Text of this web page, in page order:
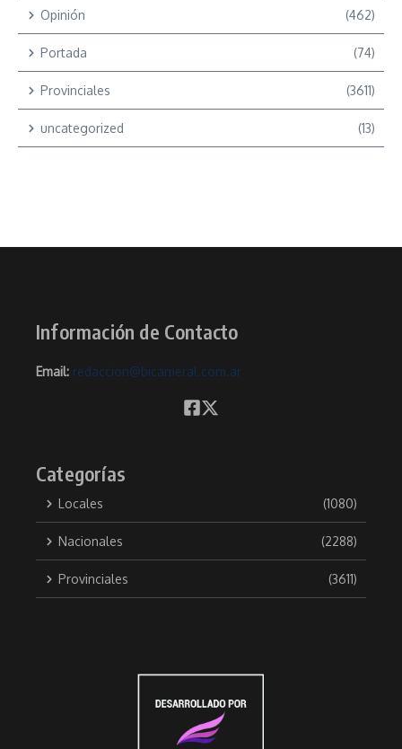
Opinión (462)
Portada (74)
Provinciales (3611)
uncategorized (13)
Información de Contacto
Email: redaccion@bicameral.com.ar
Categorías
Locales (1080)
Nacionales (2288)
Provinciales (3611)